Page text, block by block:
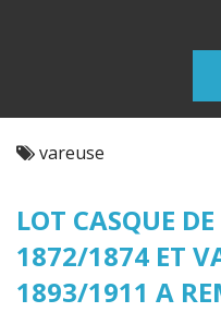
vareuse
LOT CASQUE
1872/1874 ET
1893/1911 A